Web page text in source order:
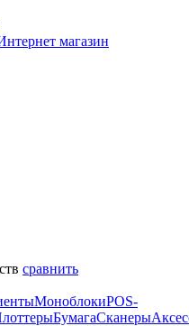
магазин
сравнить
МоноблокиPOS-
БумагаСканеры